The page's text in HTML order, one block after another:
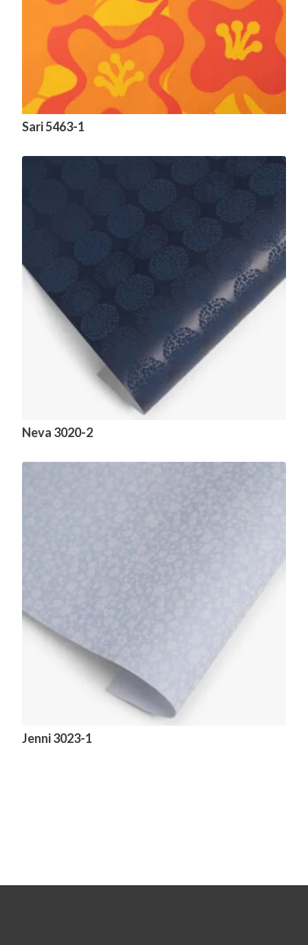
Sari 5463-1
Neva 3020-2
Jenni 3023-1